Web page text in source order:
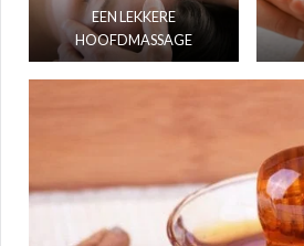
EEN LEKKERE
HOOFDMASSAGE